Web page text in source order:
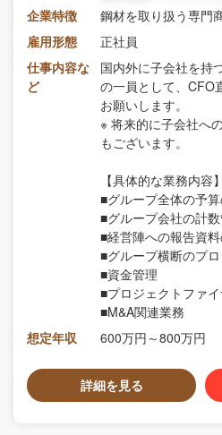
企業特徴
鋼材を取り扱う専門
雇用形態
正社員
仕事内容な
ど
国内外に子会社を持
の一員として、CFO
お願いします。
※ 将来的に子会社へ
もございます。
【具体的な業務内容】
■グループ全体の予
■グループ会社の計
■経営陣への報告資
■グループ横断のプ
■資金管理
■プロジェクトファ
■M&A関連業務
想定年収
600万円～800万円
詳細を見る